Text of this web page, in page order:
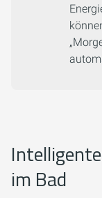
im Bad